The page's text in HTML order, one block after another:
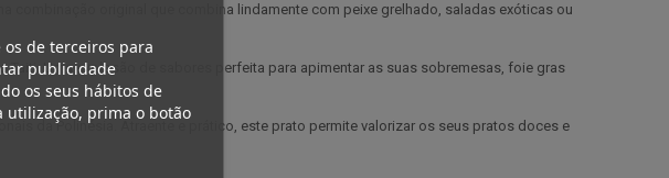
de terceiros para
publicidade
os seus hábitos de
utilização, prima o botão
combinação original que combina lindamente com peixe grelhado, saladas exóticas ou
Uma explosão de sabores perfeita para apimentar as suas sobremesas, foie gras
da Polinésia. Atraente e prático, este prato permite valorizar os seus pratos doces e